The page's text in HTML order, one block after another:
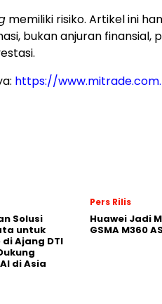
memiliki risiko. Artikel ini
bukan anjuran finansial,
https://www.mitrade.com.
Solusi
untuk
Ajang DTI
di Asia
Pers Rilis
Huawei Jadi
GSMA M360